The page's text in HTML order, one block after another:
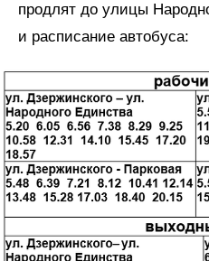
продлят до улицы
и расписание автобуса: